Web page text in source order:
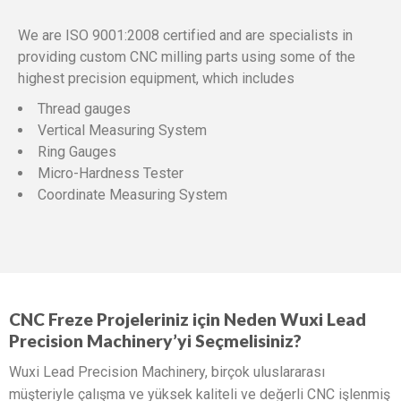
We are ISO 9001:2008 certified and are specialists in
providing custom CNC milling parts using some of the
highest precision equipment, which includes
Thread gauges
Vertical Measuring System
Ring Gauges
Micro-Hardness Tester
Coordinate Measuring System
CNC Freze Projeleriniz için Neden Wuxi Lead
Precision Machinery’yi Seçmelisiniz?
Wuxi Lead Precision Machinery, birçok uluslararası
müşteriyle çalışma ve yüksek kaliteli ve değerli CNC işlenmiş